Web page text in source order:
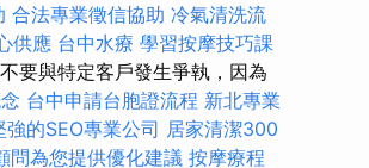
合法專業徵信協助 冷氣清洗流
供應 台中水療 學習按摩技巧課
要與特定客戶發生爭執，因為
台中申請台胞證流程 新北專業
強的SEO專業公司 居家清潔300
問為您提供優化建議 按摩療程